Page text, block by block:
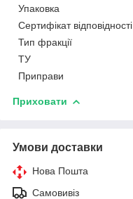
Упаковка
Сертифікат відповідності
Тип фракції
ТУ
Приправи
Приховати
Умови доставки
Нова Пошта
Самовивіз